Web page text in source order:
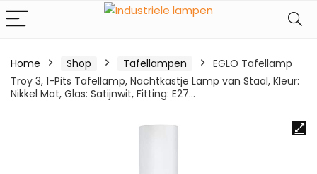
Home Shop Tafellampen
EGLO Tafellamp
Troy 3, 1-Pits Tafellamp, Nachtkastje Lamp van Staal, Kleur:
Nikkel Mat, Glas: Satijnwit, Fitting: E27…